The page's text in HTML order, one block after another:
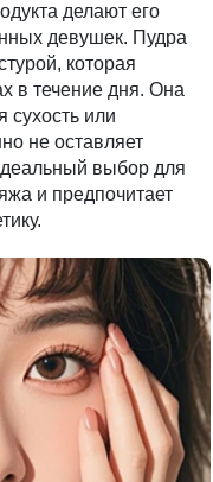
делают его
девушек. Пудра
которая
в течение дня. Она
сухость или
не оставляет
выбор для
и предпочитает